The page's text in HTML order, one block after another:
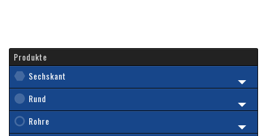
Produkte
Sechskant
Rund
Rohre